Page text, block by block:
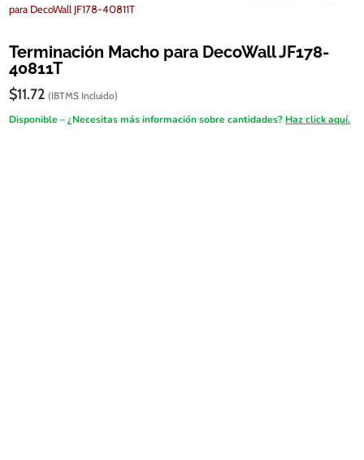
para DecoWall JF178-40811T
Terminación Macho para DecoWall JF178-
40811T
$11.72 (IBTMS Incluido)
Disponible – ¿Necesitas más información sobre cantidades? Haz click aquí.